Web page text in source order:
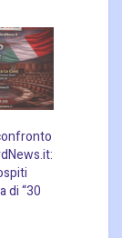
di “30